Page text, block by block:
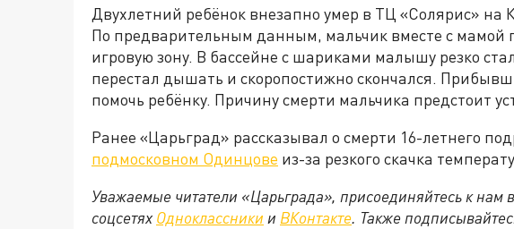
Двухлетний ребёнок внезапно умер в ТЦ «Солярис» на
По предварительным данным, мальчик вместе с мамой
игровую зону. В бассейне с шариками малышу резко
перестал дышать и скоропостижно скончался.
помочь ребёнку. Причину смерти мальчика предстоит
Ранее «Царьград» рассказывал о смерти 16-летнего
подмосковном Одинцове из-за резкого скачка
Уважаемые читатели «Царьграда», присоединяйтесь к нам в
соцсетях Одноклассники и ВКонтакте. Также